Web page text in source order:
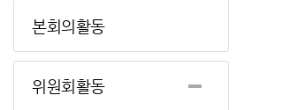
본회의활동
위원회활동